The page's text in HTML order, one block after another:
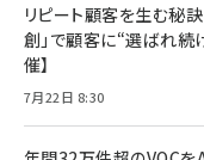
リピート顧客を生む秘訣
創」で顧客に“選ばれ続
催】
7月22日 8:30